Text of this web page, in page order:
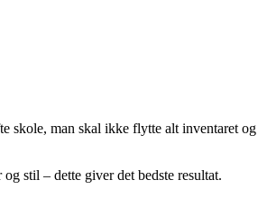
skole, man skal ikke flytte alt inventaret
stil – dette giver det bedste resultat.